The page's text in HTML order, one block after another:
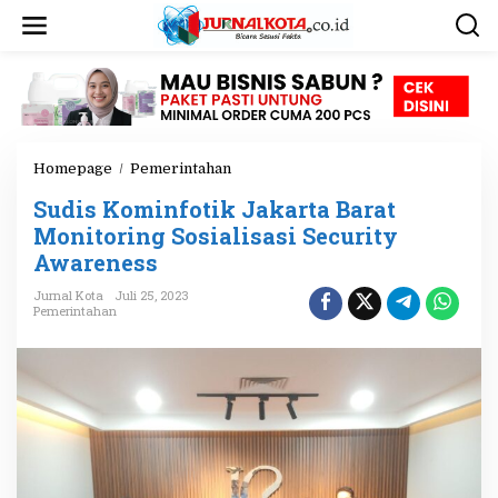
Homepage / Pemerintahan
d
i
s
n
o
t
i
k
J
a
Sudis Kominfotik Jakarta Barat
Monitoring Sosialisasi Security
Awareness
Jurnal Kota
Juli 25, 2023
Pemerintahan